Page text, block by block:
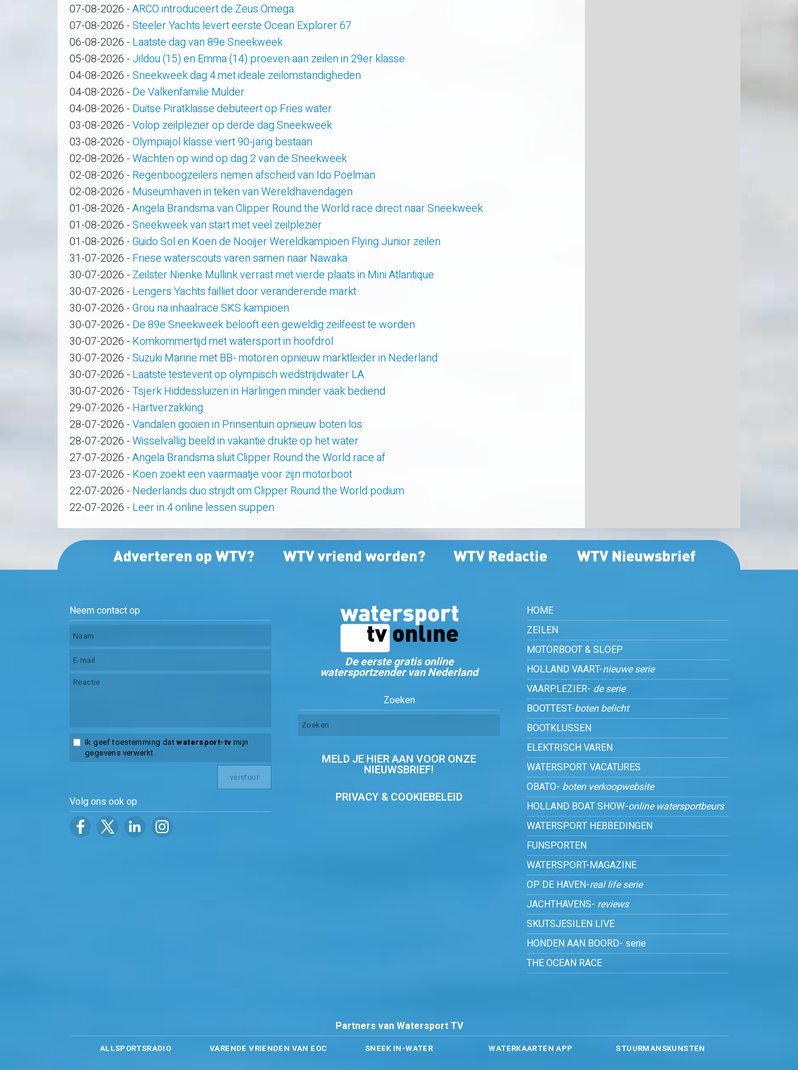
07-08-2026 -ARCO introduceert de Zeus Omega
07-08-2026 -Steeler Yachts levert eerste Ocean Explorer 67
06-08-2026 - Laatste dag van 89e Sneekweek
05-08-2026 -Jildou (15) en Emma (14) proeven aan zeilen in 29er klasse
04-08-2026 -Sneekweek dag 4 met ideale zeilomstandigheden
04-08-2026 - De Valkenfamilie Mulder
04-08-2026 - Duitse Piratklasse debuteert op Fries water
03-08-2026 -Volop zeilplezier op derde dag Sneekweek
03-08-2026 -Olympiajol klasse viert 90-jarig bestaan
02-08-2026 -Wachten op wind op dag 2 van de Sneekweek
02-08-2026 - Regenboogzeilers nemen afscheid van Ido Poelman
02-08-2026 - Museumhaven in teken van Wereldhavendagen
01-08-2026 -Angela Brandsma van Clipper Round the World race direct naar Sneekweek
01-08-2026 -Sneekweek van start met veel zeilplezier
01-08-2026 -Guido Sol en Koen de Nooijer Wereldkampioen Flying Junior zeilen
31-07-2026 - Friese waterscouts varen samen naar Nawaka
30-07-2026 - Zeilster Nienke Mullink verrast met vierde plaats in Mini Atlantique
30-07-2026 - Lengers Yachts failliet door veranderende markt
30-07-2026 -Grou na inhaalrace SKS kampioen
30-07-2026 - De 89e Sneekweek belooft een geweldig zeilfeest te worden
30-07-2026 - Komkommertijd met watersport in hoofdrol
30-07-2026 -Suzuki Marine met BB- motoren opnieuw marktleider in Nederland
30-07-2026 - Laatste testevent op olympisch wedstrijdwater LA
30-07-2026 -Tsjerk Hiddessluizen in Harlingen minder vaak bediend
29-07-2026 - Hartverzakking
28-07-2026 -Vandalen gooien in Prinsentuin opnieuw boten los
28-07-2026 -Wisselvallig beeld in vakantie drukte op het water
27-07-2026 -Angela Brandsma sluit Clipper Round the World race af
23-07-2026 - Koen zoekt een vaarmaatje voor zijn motorboot
22-07-2026 - Nederlands duo strijdt om Clipper Round the World podium
22-07-2026 - Leer in 4 online lessen suppen
Neem contact op
Ik geef toestemming datwatersport-tv mijn
gegevens verwerkt.
Volg ons ook op
De eerste gratis online
watersportzender van Nederland
Zoeken
MELD JE HIER AAN VOOR ONZE
NIEUWSBRIEF!
PRIVACY & COOKIEBELEID
HOME
ZEILEN
MOTORBOOT & SLOEP
HOLLAND VAART-nieuwe serie
VAARPLEZIER- de serie
BOOTTEST-boten belicht
BOOTKLUSSEN
ELEKTRISCH VAREN
WATERSPORT VACATURES
OBATO- boten verkoopwebsite
HOLLAND BOAT SHOW-online watersportbeurs
WATERSPORT HEBBEDINGEN
FUNSPORTEN
WATERSPORT-MAGAZINE
OP DE HAVEN-real life serie
JACHTHAVENS- reviews
SKUTSJESILEN LIVE
HONDEN AAN BOORD- serie
THE OCEAN RACE
Partners van Watersport TV
ALLSPORTSRADIO VARENDE VRIENDEN VAN EOC SNEEK IN-WATER WATERKAARTEN APP STUURMANSKUNSTEN